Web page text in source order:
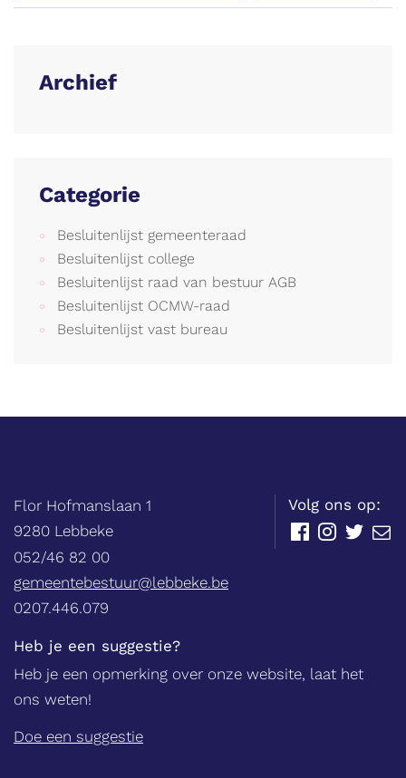
Archief
Categorie
Besluitenlijst gemeenteraad
Besluitenlijst college
Besluitenlijst raad van bestuur AGB
Besluitenlijst OCMW-raad
Besluitenlijst vast bureau
Balie
Adres
Flor Hofmanslaan 1
,9280 Lebbeke
052/46 82 00
E-
mail
gemeentebestuur@lebbeke.be
Ondernemingsnummer
0207.446.079
Heb je een suggestie?
Heb je een opmerking over onze website, laat het
ons weten!
Doe een suggestie
Volg ons op:
FacebookInstagram
Twitter
E-